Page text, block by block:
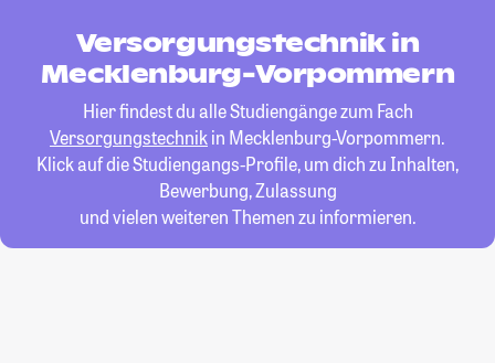
Versorgungstechnik in
Mecklenburg-Vorpommern
Hier findest du alle Studiengänge zum Fach
Versorgungstechnikin Mecklenburg-Vorpommern.
Klick auf die Studiengangs-Profile, um dich zu Inhalten,
Bewerbung, Zulassung
und vielen weiteren Themen zu informieren.